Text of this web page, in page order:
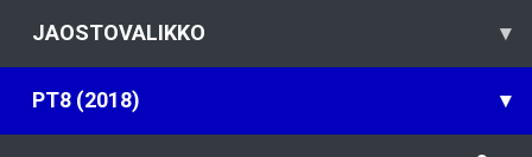
JAOSTOVALIKKO ▾
PT8 (2018) ▾